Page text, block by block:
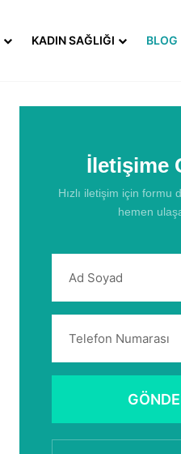
KADIN SAĞLIĞI BLOG
İletişime
Hızlı iletişim için formu
hemen